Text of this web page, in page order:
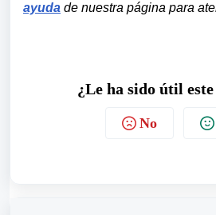
ayuda de nuestra página para
¿Le ha sido útil
No